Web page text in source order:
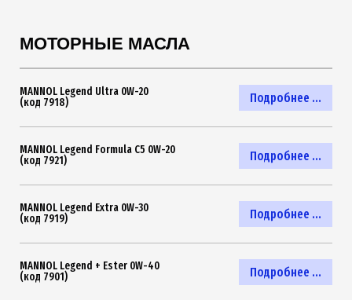
МОТОРНЫЕ МАСЛА
Подробнее ...
MANNOL Legend Ultra 0W-20
(код 7918)
Подробнее ...
MANNOL Legend Formula C5 0W-20
(код 7921)
Подробнее ...
MANNOL Legend Extra 0W-30
(код 7919)
Подробнее ...
MANNOL Legend + Ester 0W-40
(код 7901)